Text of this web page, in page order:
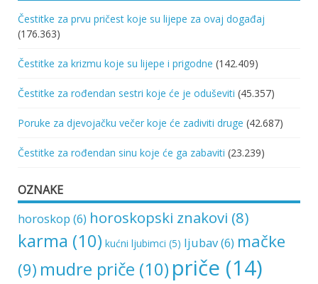
Čestitke za prvu pričest koje su lijepe za ovaj događaj
(176.363)
Čestitke za krizmu koje su lijepe i prigodne (142.409)
Čestitke za rođendan sestri koje će je oduševiti (45.357)
Poruke za djevojačku večer koje će zadiviti druge (42.687)
Čestitke za rođendan sinu koje će ga zabaviti (23.239)
OZNAKE
horoskop (6) horoskopski znakovi (8)
karma (10) kućni ljubimci (5) ljubav(6) mačke
(9) mudre priče (10) priče (14)